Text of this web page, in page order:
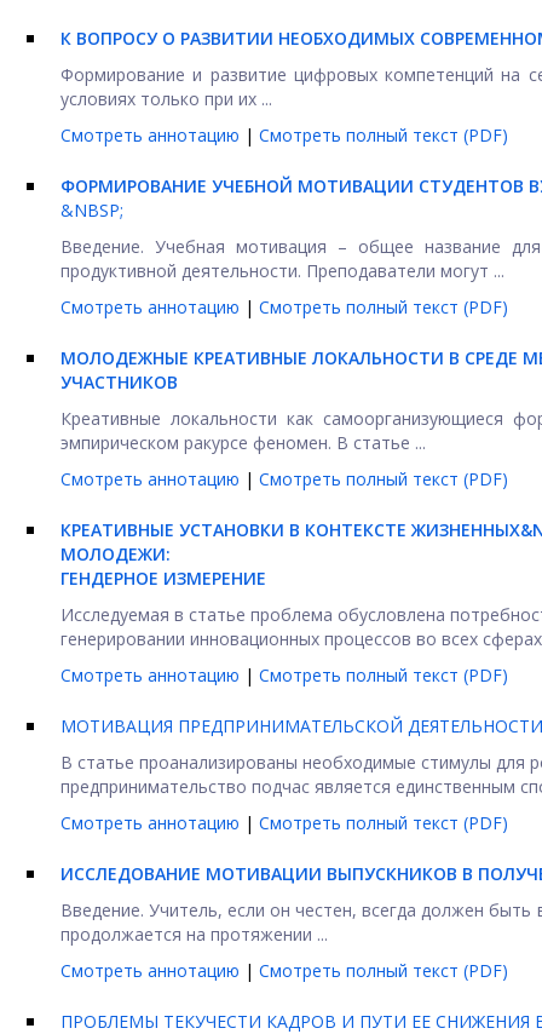
К ВОПРОСУ О РАЗВИТИИ НЕОБХОДИМЫХ
Формирование и развитие цифровых компетенций на
условиях только при их ...
Смотреть аннотацию | Смотреть полный текст (PDF)
ФОРМИРОВАНИЕ УЧЕБНОЙ МОТИВАЦИИ СТУДЕНТОВ
&NBSP;
Введение. Учебная мотивация – общее название
продуктивной деятельности. Преподаватели могут ...
Смотреть аннотацию | Смотреть полный текст (PDF)
МОЛОДЕЖНЫЕ КРЕАТИВНЫЕ ЛОКАЛЬНОСТИ В СРЕДЕ
УЧАСТНИКОВ
Креативные локальности как самоорганизующиеся
эмпирическом ракурсе феномен. В статье ...
Смотреть аннотацию | Смотреть полный текст (PDF)
КРЕАТИВНЫЕ УСТАНОВКИ В КОНТЕКСТЕ
МОЛОДЕЖИ:
ГЕНДЕРНОЕ ИЗМЕРЕНИЕ
Исследуемая в статье проблема обусловлена
генерировании инновационных процессов во всех
Смотреть аннотацию | Смотреть полный текст (PDF)
МОТИВАЦИЯ ПРЕДПРИНИМАТЕЛЬСКОЙ
В статье проанализированы необходимые стимулы для
предпринимательство подчас является единственным
Смотреть аннотацию | Смотреть полный текст (PDF)
ИССЛЕДОВАНИЕ МОТИВАЦИИ ВЫПУСКНИКОВ В
Введение. Учитель, если он честен, всегда должен
продолжается на протяжении ...
Смотреть аннотацию | Смотреть полный текст (PDF)
ПРОБЛЕМЫ ТЕКУЧЕСТИ КАДРОВ И ПУТИ ЕЕ